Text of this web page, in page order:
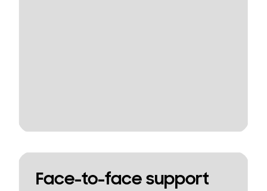
Face-to-face support